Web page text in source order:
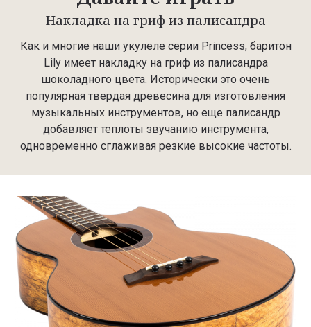
Накладка на гриф из палисандра
Как и многие наши укулеле серии Princess, баритон
Lily имеет накладку на гриф из палисандра
шоколадного цвета. Исторически это очень
популярная твердая древесина для изготовления
музыкальных инструментов, но еще палисандр
добавляет теплоты звучанию инструмента,
одновременно сглаживая резкие высокие частоты.